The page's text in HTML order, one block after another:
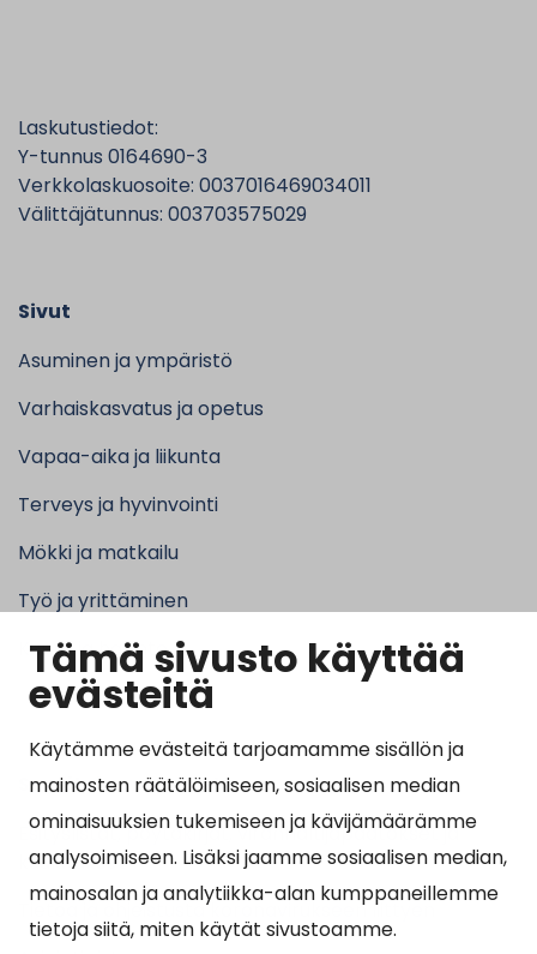
Tämä sivusto käyttää
evästeitä
Käytämme evästeitä tarjoamamme sisällön ja
mainosten räätälöimiseen, sosiaalisen median
ominaisuuksien tukemiseen ja kävijämäärämme
analysoimiseen. Lisäksi jaamme sosiaalisen median,
mainosalan ja analytiikka-alan kumppaneillemme
tietoja siitä, miten käytät sivustoamme.
Laskutustiedot:
Y-tunnus 0164690-3
Verkkolaskuosoite: 0037016469034011
Välittäjätunnus: 003703575029
Sivut
Asuminen ja ympäristö
Varhaiskasvatus ja opetus
Vapaa-aika ja liikunta
Terveys ja hyvinvointi
Mökki ja matkailu
Työ ja yrittäminen
Kunta ja hallinto
Suosituimmat sivut
Esityslistat, pöytäkirjat, viranhaltijapäätökset ja
kuulutukset
Tietoa ja ohjeistusta koronavirukseen liittyen